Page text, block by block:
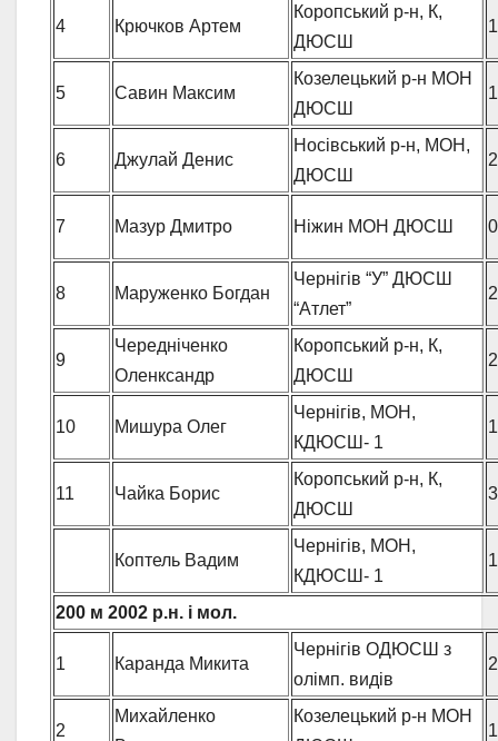
4 Крючков Артем
Коропський р-н, К,
ДЮСШ
5 Савин Максим
Козелецький р-н МОН
ДЮСШ
6 Джулай Денис
Носівський р-н, МОН,
ДЮСШ
7 Мазур Дмитро Ніжин МОН ДЮСШ
8 Маруженко Богдан
Чернігів “У” ДЮСШ
“Атлет”
9
Чередніченко
Оленксандр
Коропський р-н, К,
ДЮСШ
10 Мишура Олег
Чернігів, МОН,
КДЮСШ- 1
11 Чайка Борис
Коропський р-н, К,
ДЮСШ
Коптель Вадим
Чернігів, МОН,
КДЮСШ- 1
200 м 2002 р.н. і мол.
1 Каранда Микита
Чернігів ОДЮСШ з
олімп. видів
2
Михайленко
Козелецький р-н МОН